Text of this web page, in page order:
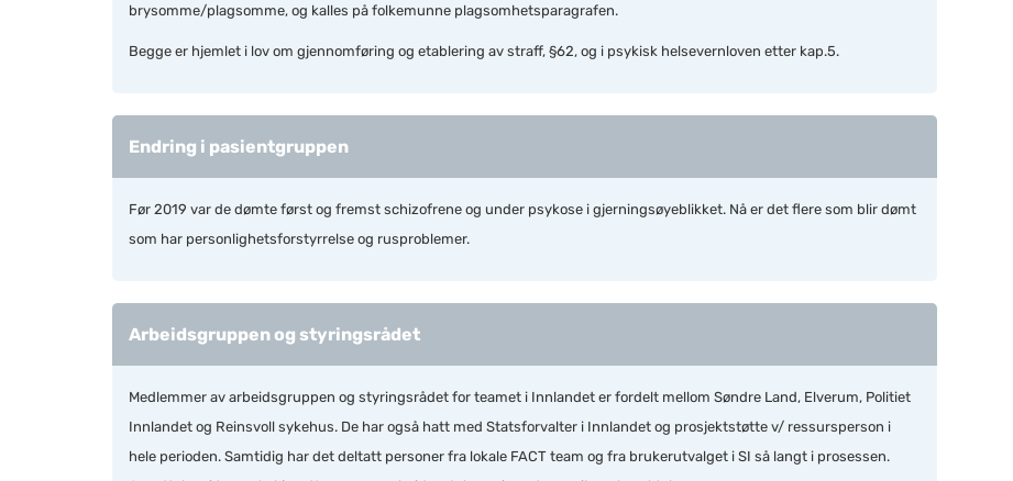
brysomme/plagsomme, og kalles på folkemunne plagsomhetsparagrafen.
Begge er hjemlet i lov om gjennomføring og etablering av straff, §62, og i psykisk helsevernloven etter kap.5.
Endring i pasientgruppen
Før 2019 var de dømte først og fremst schizofrene og under psykose i gjerningsøyeblikket. Nå er det flere som blir dømt
som har personlighetsforstyrrelse og rusproblemer.
Arbeidsgruppen og styringsrådet
Medlemmer av arbeidsgruppen og styringsrådet for teamet i Innlandet er fordelt mellom Søndre Land, Elverum, Politiet
Innlandet og Reinsvoll sykehus. De har også hatt med Statsforvalter i Innlandet og prosjektstøtte v/ ressursperson i
hele perioden. Samtidig har det deltatt personer fra lokale FACT team og fra brukerutvalget i SI så langt i prosessen.